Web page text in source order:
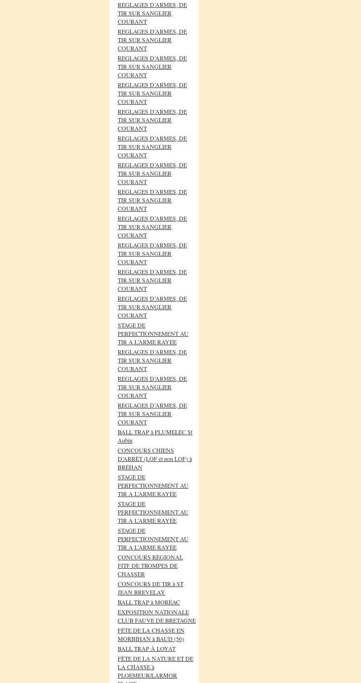
REGLAGES D’ARMES, DE
TIR SUR SANGLIER
COURANT
REGLAGES D’ARMES, DE
TIR SUR SANGLIER
COURANT
REGLAGES D’ARMES, DE
TIR SUR SANGLIER
COURANT
REGLAGES D’ARMES, DE
TIR SUR SANGLIER
COURANT
REGLAGES D’ARMES, DE
TIR SUR SANGLIER
COURANT
REGLAGES D’ARMES, DE
TIR SUR SANGLIER
COURANT
REGLAGES D’ARMES, DE
TIR SUR SANGLIER
COURANT
REGLAGES D’ARMES, DE
TIR SUR SANGLIER
COURANT
REGLAGES D’ARMES, DE
TIR SUR SANGLIER
COURANT
REGLAGES D’ARMES, DE
TIR SUR SANGLIER
COURANT
REGLAGES D’ARMES, DE
TIR SUR SANGLIER
COURANT
REGLAGES D’ARMES, DE
TIR SUR SANGLIER
COURANT
STAGE DE
PERFECTIONNEMENT AU
TIR A L’ARME RAYÉE
REGLAGES D’ARMES, DE
TIR SUR SANGLIER
COURANT
REGLAGES D’ARMES, DE
TIR SUR SANGLIER
COURANT
REGLAGES D’ARMES, DE
TIR SUR SANGLIER
COURANT
BALL TRAP à PLUMELEC St
Aubin
CONCOURS CHIENS
D’ARRÊT (LOF et non LOF) à
BRÉHAN
STAGE DE
PERFECTIONNEMENT AU
TIR A L’ARME RAYÉE
STAGE DE
PERFECTIONNEMENT AU
TIR A L’ARME RAYÉE
STAGE DE
PERFECTIONNEMENT AU
TIR A L’ARME RAYÉE
CONCOURS RÉGIONAL
FITF DE TROMPES DE
CHASSER
CONCOURS DE TIR à ST
JEAN BREVELAY
BALL TRAP à MORÉAC
EXPOSITION NATIONALE
CLUB FAUVE DE BRETAGNE
FÊTE DE LA CHASSE EN
MORBIHAN à BAUD (56)
BALL TRAP À LOYAT
FÊTE DE LA NATURE ET DE
LA CHASSE à
PLOEMEUR/LARMOR